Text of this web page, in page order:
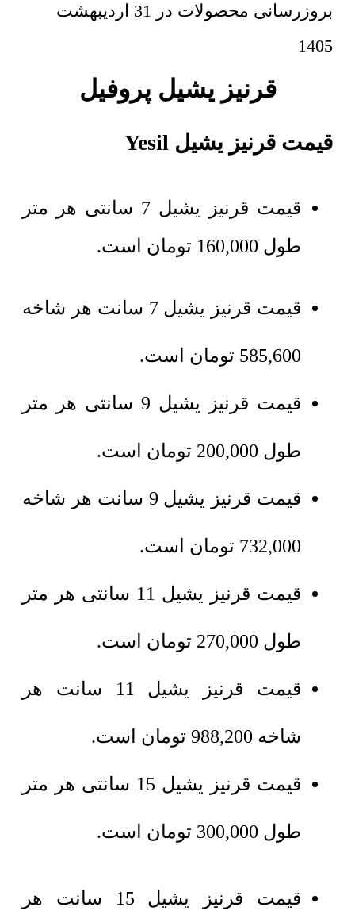
بروزرسانی محصولات در
31 اردیبهشت
1405
قرنیز یشیل پروفیل
قیمت قرنیز یشیل Yesil
قیمت قرنیز یشیل 7 سانتی هر متر
طول 160,000 تومان است.
قیمت قرنیز یشیل 7 سانت هر شاخه
585,600 تومان است.
قیمت قرنیز یشیل 9 سانتی هر متر
طول 200,000 تومان است.
قیمت قرنیز یشیل 9 سانت هر شاخه
732,000 تومان است.
قیمت قرنیز یشیل 11 سانتی هر متر
طول 270,000 تومان است.
قیمت قرنیز یشیل 11 سانت هر
شاخه 988,200 تومان است.
قیمت قرنیز یشیل 15 سانتی هر متر
طول 300,000 تومان است.
قیمت قرنیز یشیل 15 سانت هر